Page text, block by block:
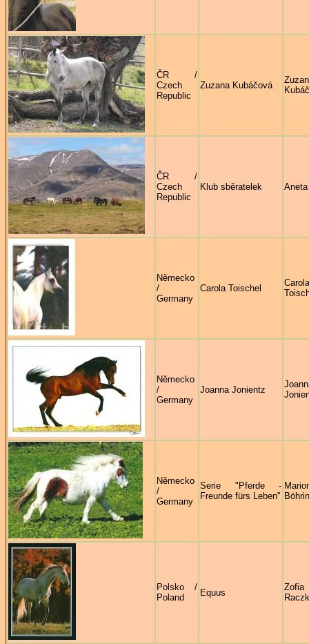
ČR /
Czech
Republic
Zuzana Kubáčová
ČR /
Czech
Republic
Klub sběratelek
Německo
/
Germany
Carola Toischel
Carola
Německo
/
Germany
Joanna Jonientz
Německo
/
Germany
Serie "Pferde -
Freunde fürs Leben"
Polsko /
Poland
Equus
Zofia